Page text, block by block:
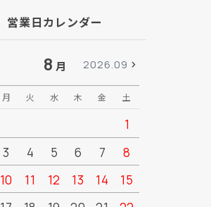
営業日カレンダー
8 月 2026.09
月 火 水 木 金 土
1
3 4 5 6 7
8
10 11 12 13 14
15